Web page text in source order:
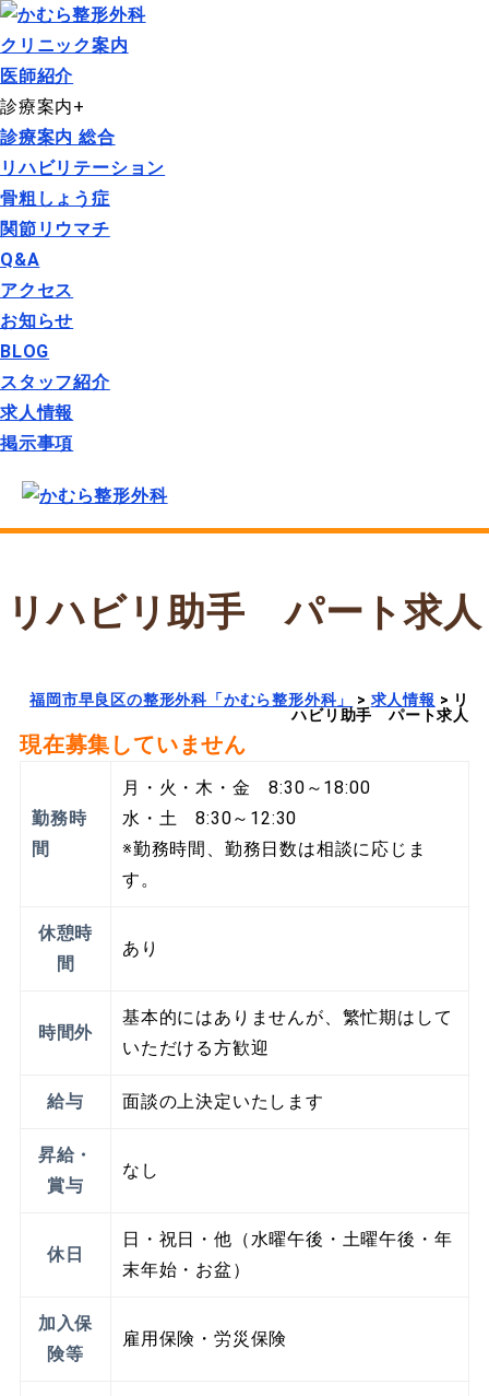
クリニック案内
医師紹介
診療案内+
診療案内 総合
リハビリテーション
骨粗しょう症
関節リウマチ
Q&A
アクセス
お知らせ
BLOG
スタッフ紹介
求人情報
掲示事項
リハビリ助手 パート求人
福岡市早良区の整形外科「かむら整形外科」 > 求人情報 > リ
ハビリ助手 パート求人
現在募集していません
勤務時
間
月・火・木・金 8:30～18:00
水・土 8:30～12:30
※勤務時間、勤務日数は相談に応じま
す。
休憩時
間
あり
時間外
基本的にはありませんが、繁忙期はして
いただける方歓迎
給与 面談の上決定いたします
昇給・
賞与
なし
休日
日・祝日・他（水曜午後・土曜午後・年
末年始・お盆）
加入保
険等
雇用保険・労災保険